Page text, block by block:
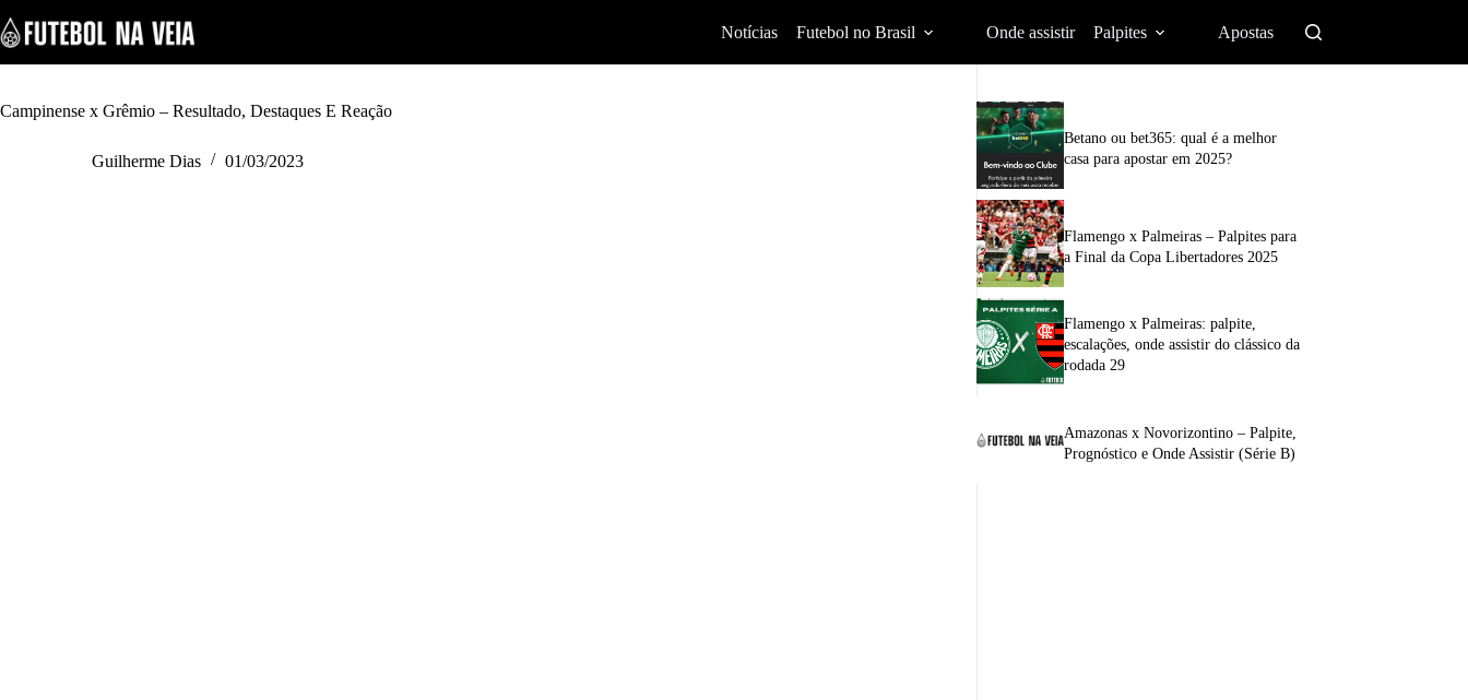
k
i
p
o
Notícias Futebol no Brasil Onde assistir Palpites Apostas
Campinense x Grêmio – Resultado, Destaques E Reação
Guilherme Dias 01/03/2023
Betano ou bet365: qual é a melhor
casa para apostar em 2025?
Flamengo x Palmeiras – Palpites para
a Final da Copa Libertadores 2025
Flamengo x Palmeiras: palpite,
escalações, onde assistir do clássico da
rodada 29
Amazonas x Novorizontino – Palpite,
Prognóstico e Onde Assistir (Série B)